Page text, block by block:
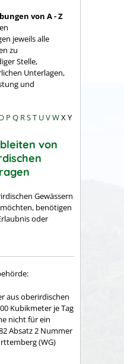
von A - Z
jeweils alle
zu
Stelle,
Unterlagen,
und
P Q RST UVWX Y
von
Gewässern
benötigen
oder
aus oberirdischen
Kubikmeter je Tag
nicht für ein
Absatz 2 Nummer
(WG)